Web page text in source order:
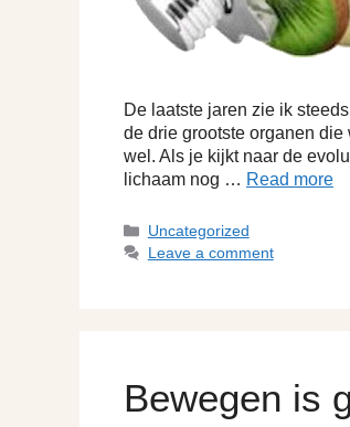
De laatste jaren zie ik
de drie grootste organen
wel. Als je kijkt naar de
lichaam nog … Read more
Uncategorized
Leave a comment
Bewegen is